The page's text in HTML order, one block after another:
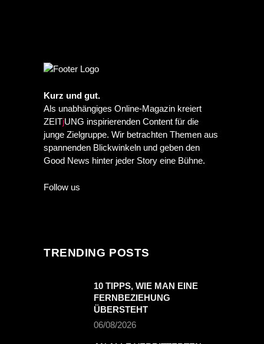
Kurz und gut.
Als unabhängiges Online-Magazin kreiert
ZEITjUNG inspirierenden Content für die
junge Zielgruppe. Wir betrachten Themen aus
spannenden Blickwinkeln und geben den
Good News hinter jeder Story eine Bühne.
Follow us
TRENDING POSTS
10 TIPPS, WIE MAN EINE
FERNBEZIEHUNG
ÜBERSTEHT
06/08/2026